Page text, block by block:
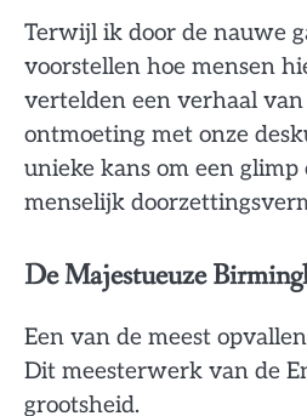
Terwijl ik door de nauwe
voorstellen hoe mensen
vertelden een verhaal
ontmoeting met onze
unieke kans om een
menselijk
De Majestueuze
Een van de meest
Dit meesterwerk van de
grootsheid.